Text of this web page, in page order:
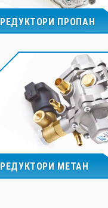
РЕДУКТОРИ ПРОПАН
РЕДУКТОРИ МЕТАН